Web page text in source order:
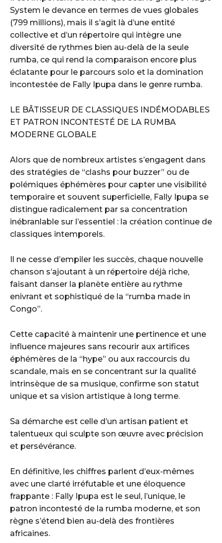
System le devance en termes de vues globales
(799 millions), mais il s’agit là d’une entité
collective et d’un répertoire qui intègre une
diversité de rythmes bien au-delà de la seule
rumba, ce qui rend la comparaison encore plus
éclatante pour le parcours solo et la domination
incontestée de Fally Ipupa dans le genre rumba.
LE BÂTISSEUR DE CLASSIQUES INDÉMODABLES
ET PATRON INCONTESTÉ DE LA RUMBA
MODERNE GLOBALE
Alors que de nombreux artistes s’engagent dans
des stratégies de “clashs pour buzzer” ou de
polémiques éphémères pour capter une visibilité
temporaire et souvent superficielle, Fally Ipupa se
distingue radicalement par sa concentration
inébranlable sur l’essentiel : la création continue de
classiques intemporels.
Il ne cesse d’empiler les succès, chaque nouvelle
chanson s’ajoutant à un répertoire déjà riche,
faisant danser la planète entière au rythme
enivrant et sophistiqué de la “rumba made in
Congo”.
Cette capacité à maintenir une pertinence et une
influence majeures sans recourir aux artifices
éphémères de la “hype” ou aux raccourcis du
scandale, mais en se concentrant sur la qualité
intrinsèque de sa musique, confirme son statut
unique et sa vision artistique à long terme.
Sa démarche est celle d’un artisan patient et
talentueux qui sculpte son œuvre avec précision
et persévérance.
En définitive, les chiffres parlent d’eux-mêmes
avec une clarté irréfutable et une éloquence
frappante : Fally Ipupa est le seul, l’unique, le
patron incontesté de la rumba moderne, et son
règne s’étend bien au-delà des frontières
africaines.